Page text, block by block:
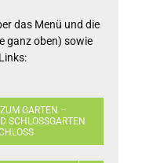
das Menü und die
ganz oben) sowie
GARTEN –
SCHLOSSGARTEN